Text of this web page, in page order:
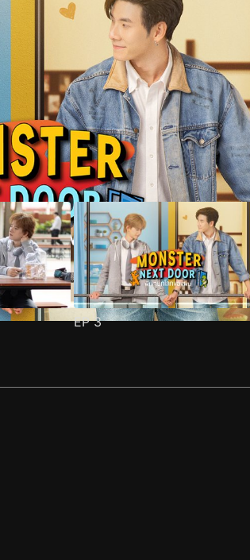
EP3